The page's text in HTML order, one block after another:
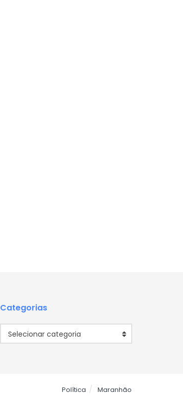
Categorias
Categorias
Selecionar categoria
Política Maranhão